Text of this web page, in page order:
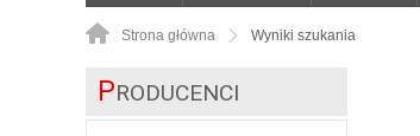
Strona główna Wyniki szukania
PRODUCENCI